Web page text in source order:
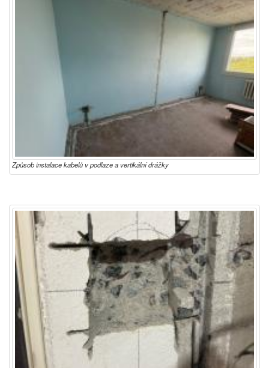
Způsob instalace kabelů v podlaze a vertikální drážky